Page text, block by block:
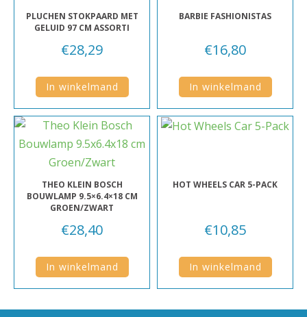
PLUCHEN STOKPAARD MET
GELUID 97 CM ASSORTI
€28,29
In winkelmand
BARBIE FASHIONISTAS
€16,80
In winkelmand
THEO KLEIN BOSCH
BOUWLAMP 9.5×6.4×18 CM
GROEN/ZWART
€28,40
In winkelmand
HOT WHEELS CAR 5-PACK
€10,85
In winkelmand